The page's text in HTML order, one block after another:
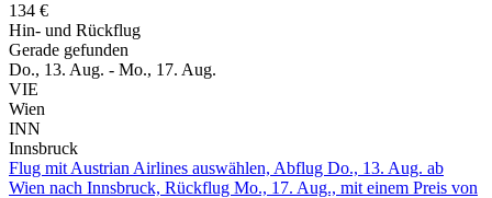
134 €
Hin- und Rückflug
Gerade gefunden
Do., 13. Aug. - Mo., 17. Aug.
VIE
Wien
INN
Innsbruck
Flug mit Austrian Airlines auswählen, Abflug Do., 13. Aug. ab
Wien nach Innsbruck, Rückflug Mo., 17. Aug., mit einem Preis von